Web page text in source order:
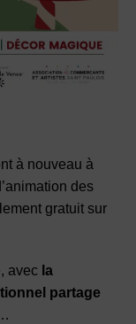
à nouveau à
des
gratuit sur
avec la
partage